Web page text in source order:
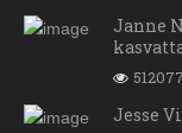
Janne
512077
Jesse